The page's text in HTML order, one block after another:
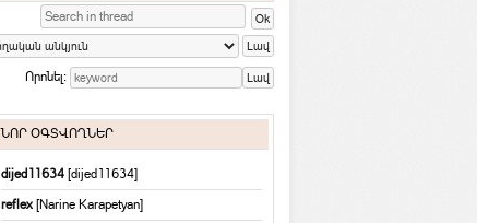
Որոնել:
ՆՈՐ ՕԳՏՎՈՂՆԵՐ
dijed11634 [dijed11634]
reflex [Narine Karapetyan]